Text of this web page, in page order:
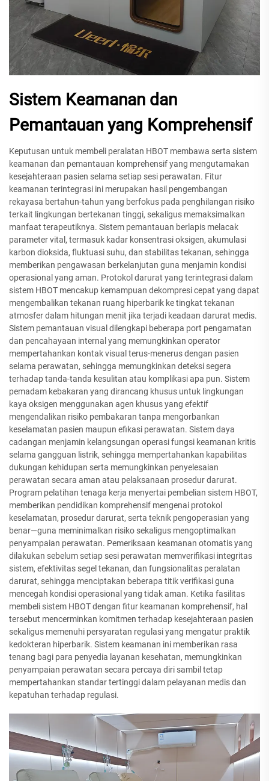
Sistem Keamanan dan
Pemantauan yang Komprehensif
Keputusan untuk membeli peralatan HBOT membawa serta sistem
keamanan dan pemantauan komprehensif yang mengutamakan
kesejahteraan pasien selama setiap sesi perawatan. Fitur
keamanan terintegrasi ini merupakan hasil pengembangan
rekayasa bertahun-tahun yang berfokus pada penghilangan risiko
terkait lingkungan bertekanan tinggi, sekaligus memaksimalkan
manfaat terapeutiknya. Sistem pemantauan berlapis melacak
parameter vital, termasuk kadar konsentrasi oksigen, akumulasi
karbon dioksida, fluktuasi suhu, dan stabilitas tekanan, sehingga
memberikan pengawasan berkelanjutan guna menjamin kondisi
operasional yang aman. Protokol darurat yang terintegrasi dalam
sistem HBOT mencakup kemampuan dekompresi cepat yang dapat
mengembalikan tekanan ruang hiperbarik ke tingkat tekanan
atmosfer dalam hitungan menit jika terjadi keadaan darurat medis.
Sistem pemantauan visual dilengkapi beberapa port pengamatan
dan pencahayaan internal yang memungkinkan operator
mempertahankan kontak visual terus-menerus dengan pasien
selama perawatan, sehingga memungkinkan deteksi segera
terhadap tanda-tanda kesulitan atau komplikasi apa pun. Sistem
pemadam kebakaran yang dirancang khusus untuk lingkungan
kaya oksigen menggunakan agen khusus yang efektif
mengendalikan risiko pembakaran tanpa mengorbankan
keselamatan pasien maupun efikasi perawatan. Sistem daya
cadangan menjamin kelangsungan operasi fungsi keamanan kritis
selama gangguan listrik, sehingga mempertahankan kapabilitas
dukungan kehidupan serta memungkinkan penyelesaian
perawatan secara aman atau pelaksanaan prosedur darurat.
Program pelatihan tenaga kerja menyertai pembelian sistem HBOT,
memberikan pendidikan komprehensif mengenai protokol
keselamatan, prosedur darurat, serta teknik pengoperasian yang
benar—guna meminimalkan risiko sekaligus mengoptimalkan
penyampaian perawatan. Pemeriksaan keamanan otomatis yang
dilakukan sebelum setiap sesi perawatan memverifikasi integritas
sistem, efektivitas segel tekanan, dan fungsionalitas peralatan
darurat, sehingga menciptakan beberapa titik verifikasi guna
mencegah kondisi operasional yang tidak aman. Ketika fasilitas
membeli sistem HBOT dengan fitur keamanan komprehensif, hal
tersebut mencerminkan komitmen terhadap kesejahteraan pasien
sekaligus memenuhi persyaratan regulasi yang mengatur praktik
kedokteran hiperbarik. Sistem keamanan ini memberikan rasa
tenang bagi para penyedia layanan kesehatan, memungkinkan
penyampaian perawatan secara percaya diri sambil tetap
mempertahankan standar tertinggi dalam pelayanan medis dan
kepatuhan terhadap regulasi.